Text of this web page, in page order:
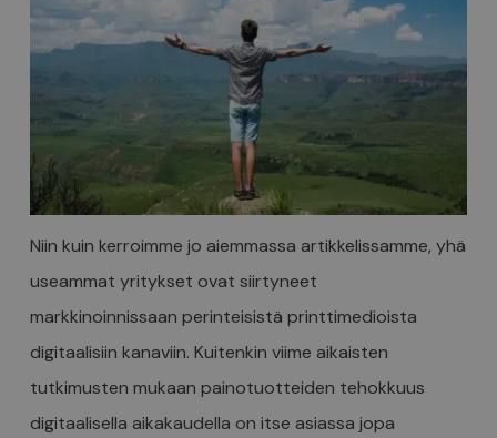
Niin kuin kerroimme jo aiemmassa artikkelissamme, yhä
useammat yritykset ovat siirtyneet
markkinoinnissaan perinteisistä printtimedioista
digitaalisiin kanaviin. Kuitenkin viime aikaisten
tutkimusten mukaan painotuotteiden tehokkuus
digitaalisella aikakaudella on itse asiassa jopa